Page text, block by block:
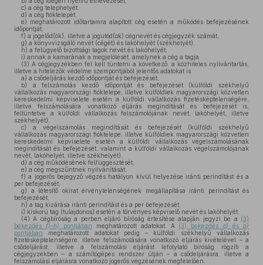
c) a cég telephelyét,
d) a cég fióktelepét,
e) meghatározott időtartamra alapított cég esetén a működés befejezésének
időpontját,
f) a jogelőd(ök), illetve a jogutód(ok) cégnevét és cégjegyzék számát,
g) a könyvvizsgáló nevét (cégét) és lakóhelyét (székhelyét),
h) a felügyelő bizottsági tagok nevét és lakóhelyét,
i) annak a kamarának a megjelölését, amelynek a cég a tagja.
(3) A cégjegyzékben fel kell tüntetni a következő, a közhiteles nyilvántartás,
illetve a hitelezők védelme szempontjából jelentős adatokat is:
a) a csődeljárás kezdő időpontját és befejezését,
b) a felszámolás kezdő időpontját és befejezését (külföldi székhelyű
vállalkozás magyarországi fióktelepe, illetve külföldiek magyarországi közvetlen
kereskedelmi képviselete esetén a külföldi vállalkozás fizetésképtelenségére,
illetve felszámolására vonatkozó eljárás megindítását és befejezését is,
feltüntetve a külföldi vállalkozás felszámolójának nevét, lakóhelyét, illetve
székhelyét),
c) a végelszámolás megindítását és befejezését (külföldi székhelyű
vállalkozás magyarországi fióktelepe, illetve külföldiek magyarországi közvetlen
kereskedelmi képviselete esetén a külföldi vállalkozás végelszámolásának
megindítását és befejezését, valamint a külföldi vállalkozás végelszámolójának
nevét, lakóhelyét, illetve székhelyét),
d) a cég működésének felfüggesztését,
e) a cég megszűntnek nyilvánítását,
f) a jogerős bejegyző végzés hatályon kívül helyezése iránti perindítást és a
per befejezését,
g) a létesítő okirat érvénytelenségének megállapítása iránti perindítást és
befejezését,
h) a tag kizárása iránti perindítást és a per befejezését,
i) kiskorú tag (tulajdonos) esetén a törvényes képviselő nevét és lakóhelyét.
(4) A cégbíróság a perben eljáró bíróság értesítése alapján jegyzi be a (3)
bekezdés f)–h) pontjában meghatározott adatokat. A (3) bekezdésa) ésb)
pontjában meghatározott adatokat pedig – külföldi székhelyű vállalkozás
fizetésképtelenségére, illetve felszámolására vonatkozó eljárás kivételével – a
csődeljárást, illetve a felszámolási eljárást lefolytató bíróság rögzíti a
cégjegyzékben – a számítógépes rendszer útján – a csődeljárásra, illetve a
felszámolási eljárásra vonatkozó jogerős végzésének megfelelően.